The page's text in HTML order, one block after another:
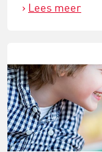
Lees meer